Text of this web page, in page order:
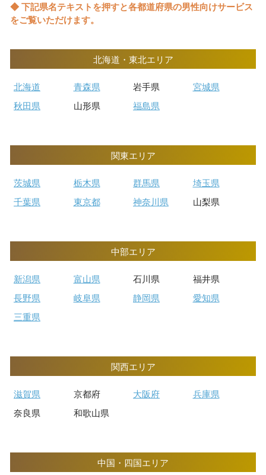
◆ 下記県名テキストを押すと各都道府県の男性向けサービス
をご覧いただけます。
北海道・東北エリア
北海道 青森県 岩手県
宮城県
秋田県
山形県 福島県
関東エリア
茨城県 栃木県 群馬県
埼玉県
千葉県
東京都 神奈川県 山梨県
中部エリア
新潟県 富山県 石川県
福井県
長野県
岐阜県 静岡県
愛知県
三重県
関西エリア
滋賀県 京都府 大阪府
兵庫県
奈良県
和歌山県
中国・四国エリア